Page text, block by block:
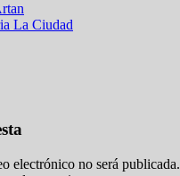
La Ciudad
electrónico no será publicada.